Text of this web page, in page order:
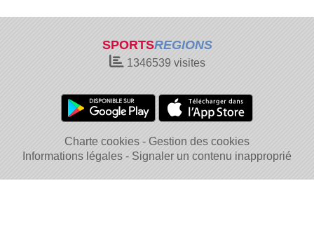
SPORTSREGIONS
1346539visites
Charte cookies
Gestion des cookies
Informations légales
Signaler un contenu inapproprié